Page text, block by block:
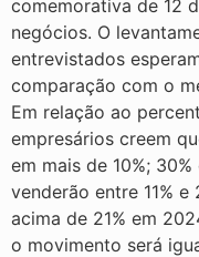
comemorativa de 12
negócios. O
entrevistados
comparação com o
Em relação ao
empresários creem
em mais de 10%;
venderão entre 11%
acima de 21% em
o movimento será